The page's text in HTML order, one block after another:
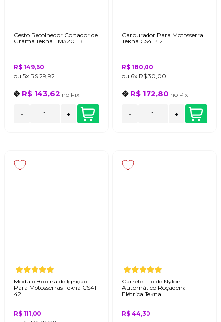
Cesto Recolhedor Cortador de
Grama Tekna LM320EB
R$ 149,60
ou 5x R$ 29,92
R$ 143,62 no Pix
- +
Carburador Para Motosserra
Tekna CS41 42
R$ 180,00
ou 6x R$ 30,00
R$ 172,80 no Pix
- +
Modulo Bobina de Ignição
Para Motosserras Tekna CS41
42
R$ 111,00
Carretel Fio de Nylon
Automático Roçadeira
Elétrica Tekna
R$ 44,30